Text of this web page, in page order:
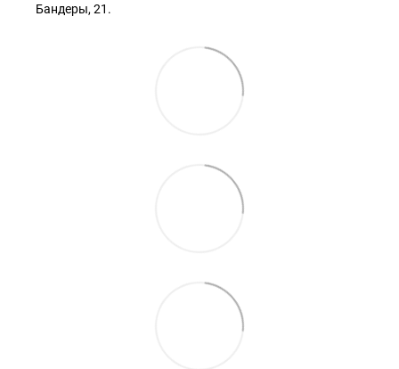
Бандеры, 21.